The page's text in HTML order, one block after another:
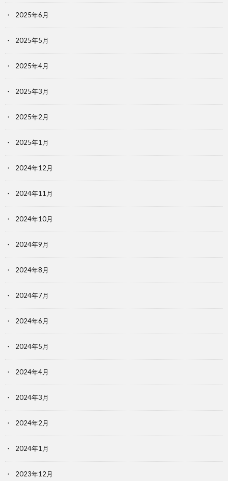
2025年6月
2025年5月
2025年4月
2025年3月
2025年2月
2025年1月
2024年12月
2024年11月
2024年10月
2024年9月
2024年8月
2024年7月
2024年6月
2024年5月
2024年4月
2024年3月
2024年2月
2024年1月
2023年12月